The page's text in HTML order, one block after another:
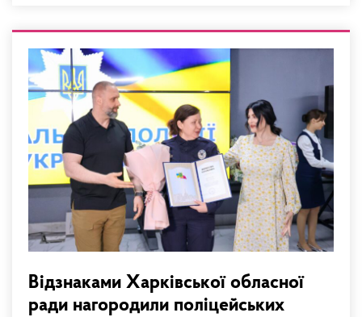
Відзнаками Харківської обласної
ради нагородили поліцейських